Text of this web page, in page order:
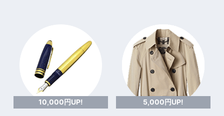
10,000円UP! 5,000円UP!